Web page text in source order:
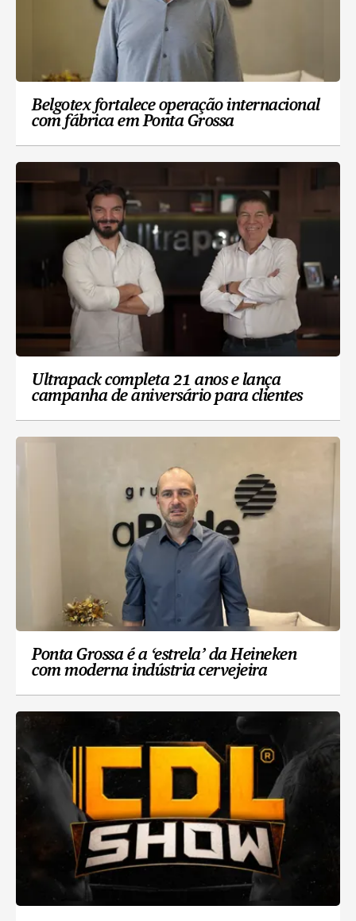
Belgotex fortalece operação internacional
com fábrica em Ponta Grossa
Ultrapack completa 21 anos e lança
campanha de aniversário para clientes
Ponta Grossa é a ‘estrela’ da Heineken
com moderna indústria cervejeira